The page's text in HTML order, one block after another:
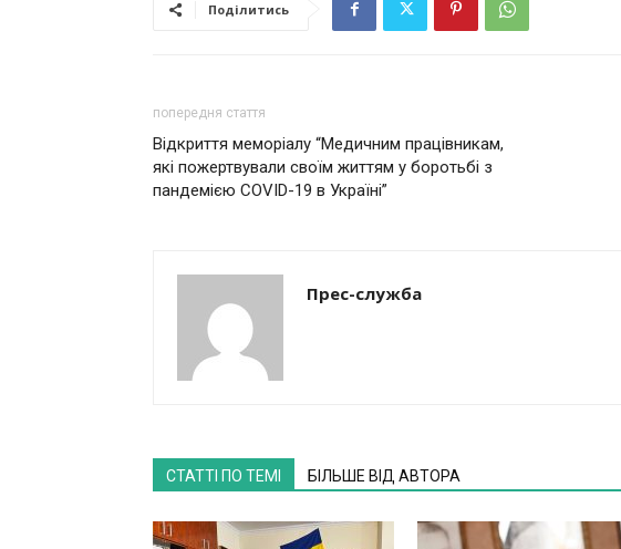
Поділитись
попередня стаття
Відкриття меморіалу “Медичним працівникам,
які пожертвували своїм життям у боротьбі з
пандемією COVID-19 в Україні”
Прес-служба
СТАТТІ ПО ТЕМІ БІЛЬШЕ ВІД АВТОРА